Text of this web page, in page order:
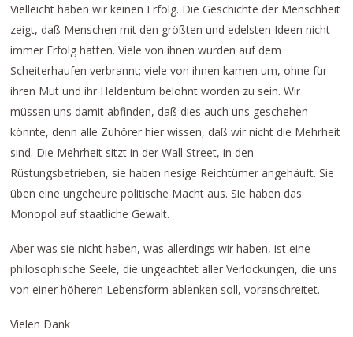
Vielleicht haben wir keinen Erfolg. Die Geschichte der Menschheit
zeigt, daß Menschen mit den größten und edelsten Ideen nicht
immer Erfolg hatten. Viele von ihnen wurden auf dem
Scheiterhaufen verbrannt; viele von ihnen kamen um, ohne für
ihren Mut und ihr Heldentum belohnt worden zu sein. Wir
müssen uns damit abfinden, daß dies auch uns geschehen
könnte, denn alle Zuhörer hier wissen, daß wir nicht die Mehrheit
sind. Die Mehrheit sitzt in der Wall Street, in den
Rüstungsbetrieben, sie haben riesige Reichtümer angehäuft. Sie
üben eine ungeheure politische Macht aus. Sie haben das
Monopol auf staatliche Gewalt.
Aber was sie nicht haben, was allerdings wir haben, ist eine
philosophische Seele, die ungeachtet aller Verlockungen, die uns
von einer höheren Lebensform ablenken soll, voranschreitet.
Vielen Dank